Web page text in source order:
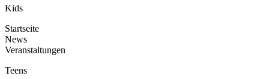
Kids
Startseite
News
Veranstaltungen
Teens